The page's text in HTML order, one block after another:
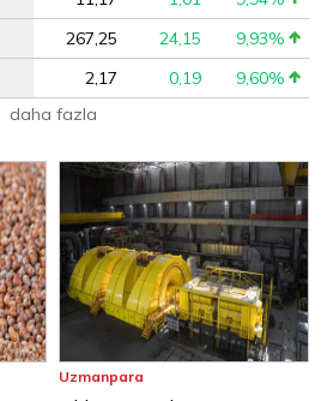
267,25 24,15
9,93%
2,17 0,19
9,60%
daha fazla
Uzmanpara